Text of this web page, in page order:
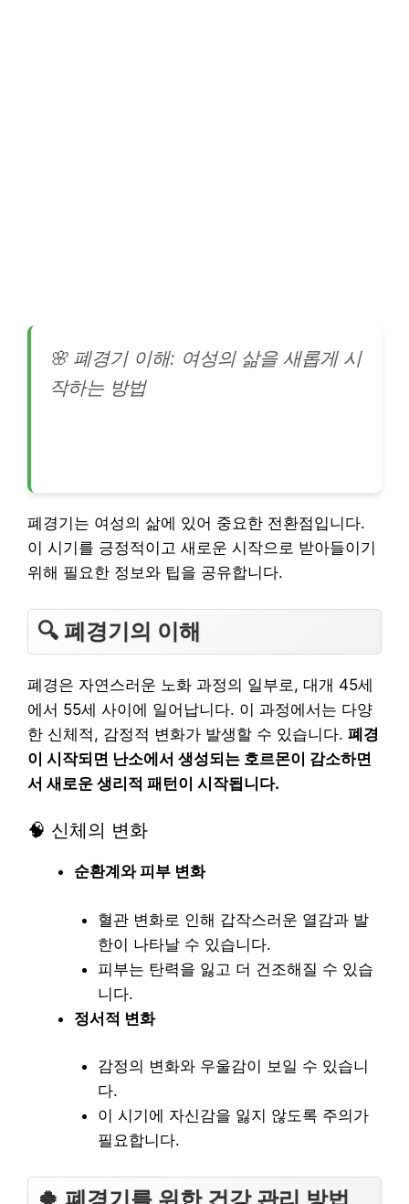
🌸 폐경기 이해: 여성의 삶을 새롭게 시
작하는 방법
폐경기는 여성의 삶에 있어 중요한 전환점입니다.
이 시기를 긍정적이고 새로운 시작으로 받아들이기
위해 필요한 정보와 팁을 공유합니다.
🔍 폐경기의 이해
폐경은 자연스러운 노화 과정의 일부로, 대개 45세
에서 55세 사이에 일어납니다. 이 과정에서는 다양
한 신체적, 감정적 변화가 발생할 수 있습니다. 폐경
이 시작되면 난소에서 생성되는 호르몬이 감소하면
서 새로운 생리적 패턴이 시작됩니다.
🧠 신체의 변화
순환계와 피부 변화
혈관 변화로 인해 갑작스러운 열감과 발
한이 나타날 수 있습니다.
피부는 탄력을 잃고 더 건조해질 수 있습
니다.
정서적 변화
감정의 변화와 우울감이 보일 수 있습니
다.
이 시기에 자신감을 잃지 않도록 주의가
필요합니다.
🍀 폐경기를 위한 건강 관리 방법